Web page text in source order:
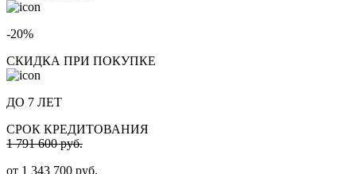
-20%
СКИДКА ПРИ ПОКУПКЕ
ДО 7 ЛЕТ
СРОК КРЕДИТОВАНИЯ
1 791 600 руб.
от 1 343 700 руб.